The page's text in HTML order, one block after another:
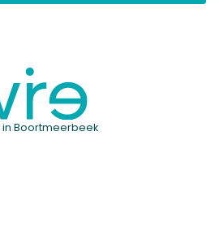
in Boortmeerbeek